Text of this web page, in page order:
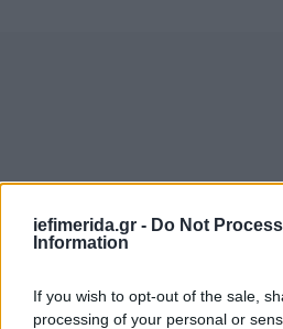
iefimerida.gr - Do Not
Information
If you wish to opt-out of the sale,
processing of your personal or